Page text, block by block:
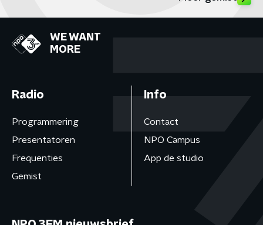
WE WANT
MORE
Radio
Programmering
Presentatoren
Frequenties
Gemist
Info
Contact
NPO Campus
App de studio